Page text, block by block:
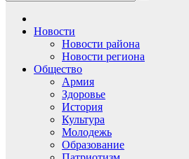
Новости
Новости района
Новости региона
Общество
Армия
Здоровье
История
Культура
Молодежь
Образование